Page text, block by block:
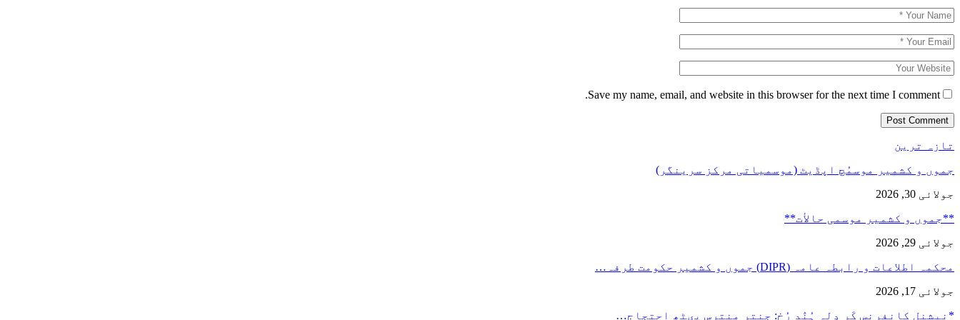
Save my name, email, and website in this browser for the next time I comment.
تازہ ترین
جموں و کشمیر موسمُچ اپڈیٹ (موسمیاتی مرکز سرینگر)
جولائی 30, 2026
**جموں و كشمیر موسمی حالأت**
جولائی 29, 2026
محکمہ اطلاعات و رابطہ عامہ (DIPR) جموں و کشمیر حکومت طرفہ…
جولائی 17, 2026
*نیشنل کانفرنس کَرِ دِلہِ ہُنٛد رُخ: جنتر منترس پؠٹھ احتجاج…